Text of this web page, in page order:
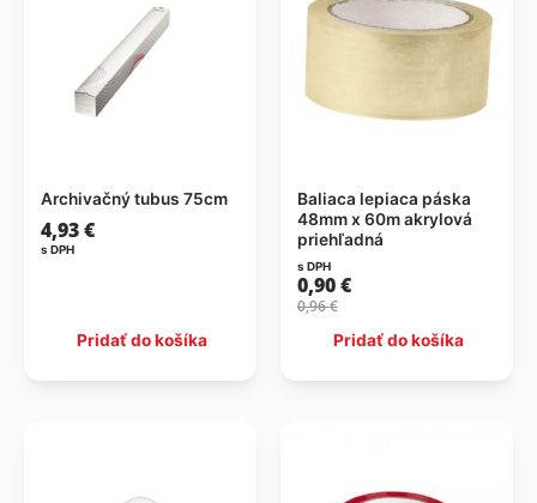
Archivačný tubus 75cm
4,93€
s DPH
Pridať do košíka
Baliaca lepiaca páska
48mm x 60m akrylová
priehľadná
0,96€
0,90€
s DPH
Pridať do košíka